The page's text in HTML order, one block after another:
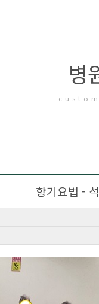
병
향기요법 -